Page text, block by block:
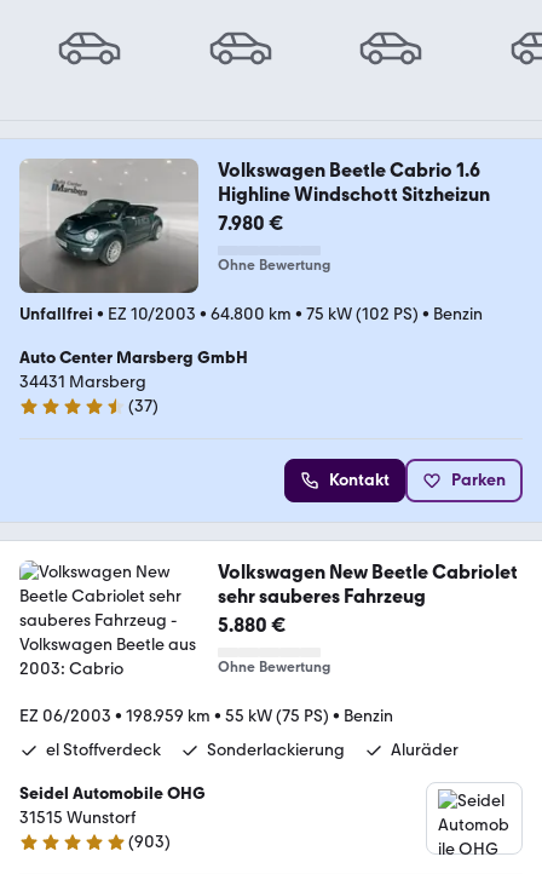
Volkswagen Beetle Cabrio 1.6
Highline Windschott Sitzheizun
7.980 €
Ohne Bewertung
Unfallfrei • EZ 10/2003 • 64.800 km • 75 kW (102 PS) • Benzin
Auto Center Marsberg GmbH
34431 Marsberg
4.5 Sterne
(37)
Kontakt Parken
Volkswagen New Beetle Cabriolet
sehr sauberes Fahrzeug
5.880 €
Ohne Bewertung
EZ 06/2003 • 198.959 km • 55 kW (75 PS) • Benzin
el Stoffverdeck
Sonderlackierung Aluräder
Seidel Automobile OHG
31515 Wunstorf
4.9 Sterne
(903)